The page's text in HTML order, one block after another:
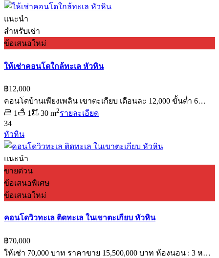
แนะนำ
สำหรับเช่า
ข้อเสนอใหม่
ให้เช่าคอนโดใกล้ทะเล หัวหิน
฿12,000
คอนโดบ้านเพียงเพลิน เขาตะเกียบ เดือนละ 12,000 ขั้นต่ำ 6…
1
1 30 m2รายละเอียด
34
หัวหิน
แนะนำ
ขายด่วน
ข้อเสนอพิเศษ
ข้อเสนอใหม่
คอนโดวิวทะเล ติดทะเล ในเขาตะเกียบ หัวหิน
฿70,000
ให้เช่า 70,000 บาท ราคาขาย 15,500,000 บาท ห้องนอน : 3 ห…